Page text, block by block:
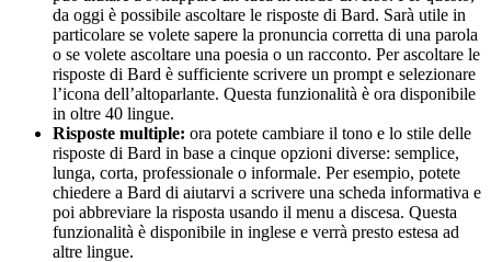
da oggi è possibile ascoltare le risposte di Bard. Sarà utile in
particolare se volete sapere la pronuncia corretta di una parola
o se volete ascoltare una poesia o un racconto. Per ascoltare le
risposte di Bard è sufficiente scrivere un prompt e selezionare
l’icona dell’altoparlante. Questa funzionalità è ora disponibile
in oltre 40 lingue.
Risposte multiple: ora potete cambiare il tono e lo stile delle
risposte di Bard in base a cinque opzioni diverse: semplice,
lunga, corta, professionale o informale. Per esempio, potete
chiedere a Bard di aiutarvi a scrivere una scheda informativa e
poi abbreviare la risposta usando il menu a discesa. Questa
funzionalità è disponibile in inglese e verrà presto estesa ad
altre lingue.